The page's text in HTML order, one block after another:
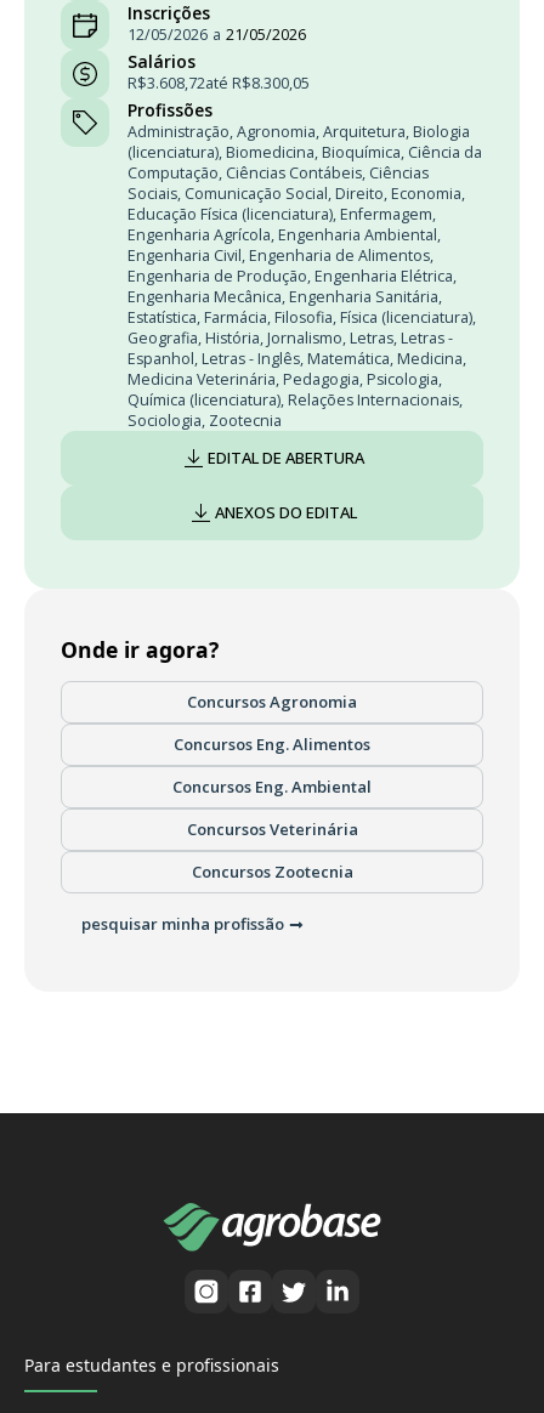
Inscrições
12/05/2026 a 21/05/2026
Salários
R$3.608,72até R$8.300,05
Profissões
Administração,Agronomia,Arquitetura, Biologia
(licenciatura), Biomedicina, Bioquímica, Ciência da
Computação, Ciências Contábeis, Ciências
Sociais, Comunicação Social, Direito, Economia,
Educação Física (licenciatura), Enfermagem,
Engenharia Agrícola, Engenharia Ambiental,
Engenharia Civil, Engenharia de Alimentos,
Engenharia de Produção, Engenharia Elétrica,
Engenharia Mecânica, Engenharia Sanitária,
Estatística, Farmácia, Filosofia, Física (licenciatura),
Geografia, História, Jornalismo, Letras, Letras -
Espanhol, Letras - Inglês, Matemática, Medicina,
Medicina Veterinária, Pedagogia, Psicologia,
Química (licenciatura), Relações Internacionais,
Sociologia, Zootecnia
EDITAL DE ABERTURA
ANEXOS DO EDITAL
Onde ir agora?
Concursos Agronomia
Concursos Eng. Alimentos
Concursos Eng. Ambiental
Concursos Veterinária
Concursos Zootecnia
pesquisar minha profissão
Para estudantes e profissionais